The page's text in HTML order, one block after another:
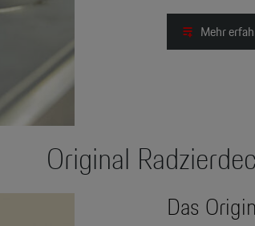
Mehr
Original
Das